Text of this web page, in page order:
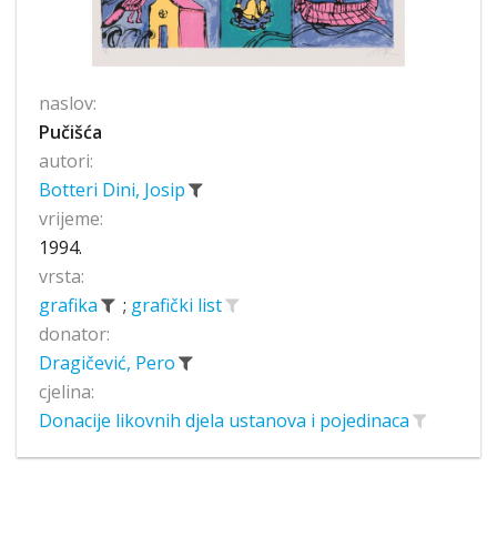
naslov:
Pučišća
autori:
Botteri Dini, Josip
vrijeme:
1994.
vrsta:
grafika
; grafički list
donator:
Dragičević, Pero
cjelina:
Donacije likovnih djela ustanova i pojedinaca